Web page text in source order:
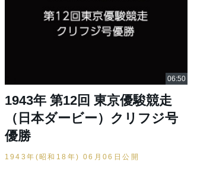
1943年 第12回 東京優駿競走
（日本ダービー）クリフジ号
優勝
1943年(昭和18年) 06月06日公開